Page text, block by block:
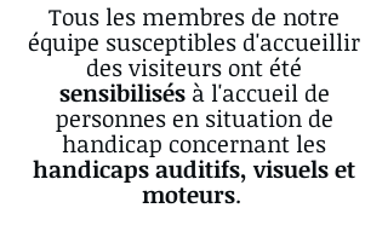
Tous les membres de notre
équipe susceptibles d'accueillir
des visiteurs ont été
sensibilisésà l'accueil de
personnes en situation de
handicap concernant les
handicaps auditifs, visuels et
moteurs.